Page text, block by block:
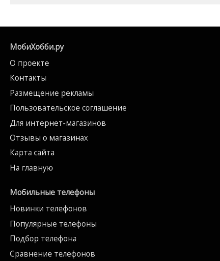
МобиХобби.ру
О проекте
Контакты
Размещение рекламы
Пользовательское соглашение
Для интернет-магазинов
Отзывы о магазинах
Карта сайта
На главную
Мобильные телефоны
Новинки телефонов
Популярные телефоны
Подбор телефона
Сравнение телефонов